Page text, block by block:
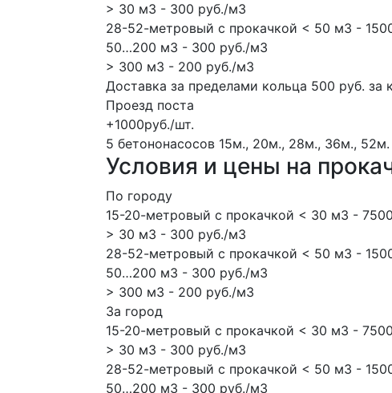
> 30 м3 - 300 руб./м3
28-52-метровый с прокачкой < 50 м3 -
50…200 м3 - 300 руб./м3
> 300 м3 - 200 руб./м3
Доставка за пределами кольца 500 руб. за
Проезд поста
+1000руб./шт.
5 бетононасосов 15м., 20м., 28м., 36м., 52м.
Условия и цены на
По городу
15-20-метровый с прокачкой < 30 м3 -
> 30 м3 - 300 руб./м3
28-52-метровый с прокачкой < 50 м3 -
50…200 м3 - 300 руб./м3
> 300 м3 - 200 руб./м3
За город
15-20-метровый с прокачкой < 30 м3 -
> 30 м3 - 300 руб./м3
28-52-метровый с прокачкой < 50 м3 -
50…200 м3 - 300 руб./м3